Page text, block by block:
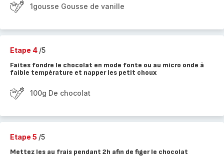
1gousse Gousse de vanille
Etape 4 /5
Faites fondre le chocolat en mode fonte ou au micro onde à
faible température et napper les petit choux
100g De chocolat
Etape 5 /5
Mettez les au frais pendant 2h afin de figer le chocolat